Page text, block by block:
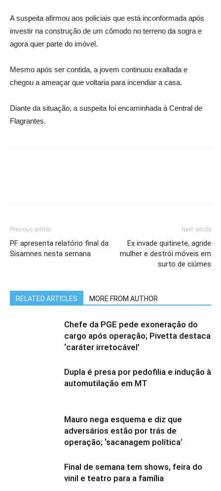
A suspeita afirmou aos policiais que está inconformada após
investir na construção de um cômodo no terreno da sogra e
agora quer parte do imóvel.
Mesmo após ser contida, a jovem continuou exaltada e
chegou a ameaçar que voltaria para incendiar a casa.
Diante da situação, a suspeita foi encaminhada à Central de
Flagrantes.
Previous article
PF apresenta relatório final da
Sisamnes nesta semana
Next article
Ex invade quitinete, agride
mulher e destrói móveis em
surto de ciúmes
RELATED ARTICLES MORE FROM AUTHOR
Chefe da PGE pede exoneração do
cargo após operação; Pivetta destaca
‘caráter irretocável’
Dupla é presa por pedofilia e indução à
automutilação em MT
Mauro nega esquema e diz que
adversários estão por trás de
operação; ‘sacanagem política’
Final de semana tem shows, feira do
vinil e teatro para a família